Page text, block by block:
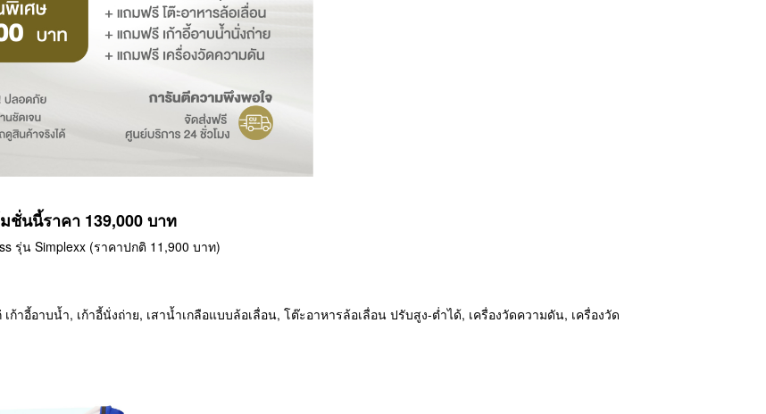
ชั่นนี้ราคา 139,000 บาท
รุ่น Simplexx (ราคาปกติ 11,900 บาท)
าอี้อาบน้ำ, เก้าอี้นั่งถ่าย, เสาน้ำเกลือแบบล้อเลื่อน, โต๊ะอาหารล้อเลื่อน ปรับสูง-ต่ำได้, เครื่องวัดความดัน, เครื่องวัด